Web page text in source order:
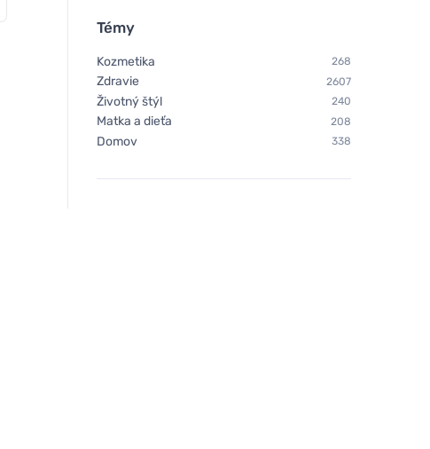
Témy
Kozmetika 268
Zdravie 2607
Životný štýl 240
Matka a dieťa 208
Domov 338